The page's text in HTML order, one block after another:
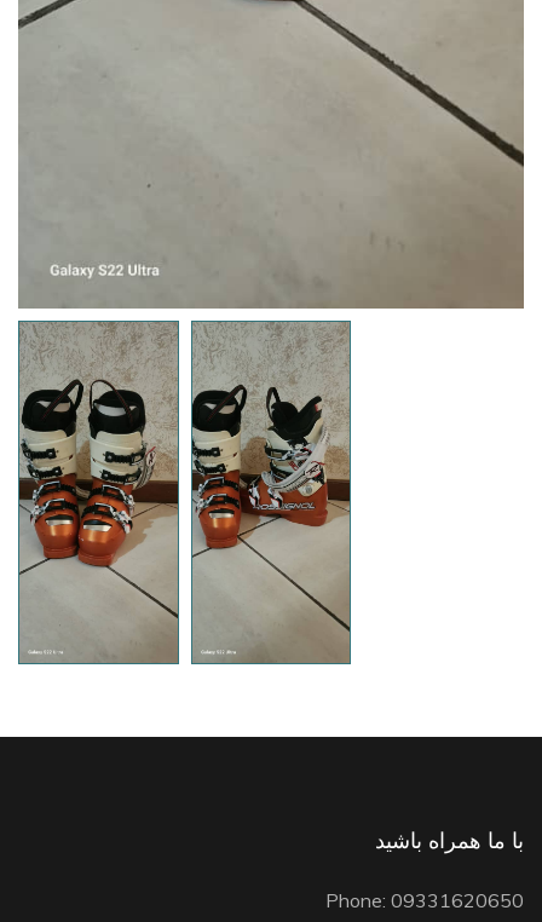
با ما همراه باشید
Phone: 09331620650